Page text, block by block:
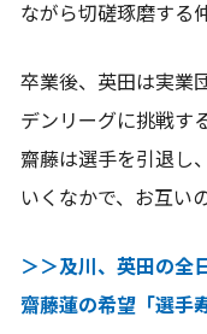
ながら切磋琢磨する
卒業後、英田は実業
デンリーグに挑戦す
齋藤は選手を引退し
いくなかで、お互い
＞＞及川、英田の
齋藤蓮の希望「選手